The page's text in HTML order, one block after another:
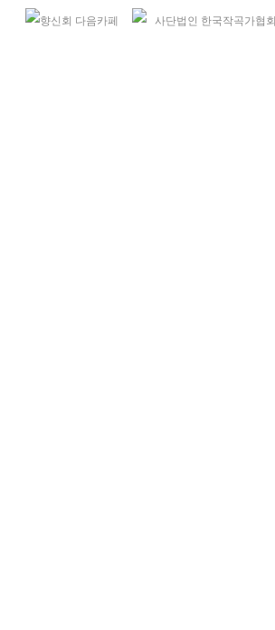
향신회 다음카페 사단법인 한국작곡가협회